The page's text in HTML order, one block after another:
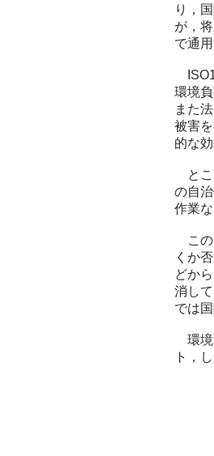
り，
が，
で通
環境
また
被害
的な
とこ
の自
作業
この
くか
どか
消し
では
環境
ト，